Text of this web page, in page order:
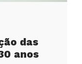
das
anos